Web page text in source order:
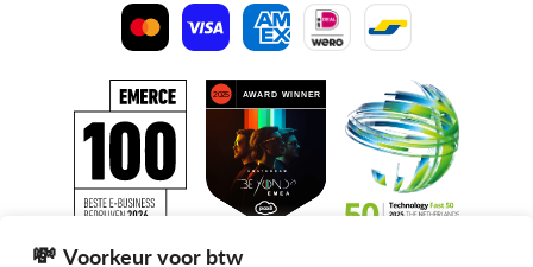
Voorkeur voor btw